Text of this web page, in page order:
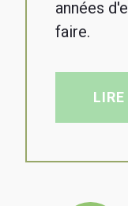
années
faire.